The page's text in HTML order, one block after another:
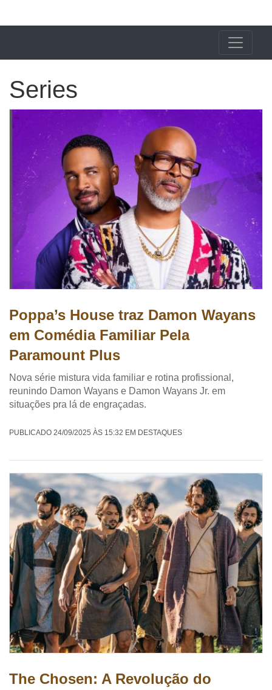
Series
Poppa’s House traz Damon Wayans
em Comédia Familiar Pela
Paramount Plus
Nova série mistura vida familiar e rotina profissional,
reunindo Damon Wayans e Damon Wayans Jr. em
situações pra lá de engraçadas.
PUBLICADO 24/09/2025 ÀS 15:32 EM DESTAQUES
The Chosen: A Revolução do